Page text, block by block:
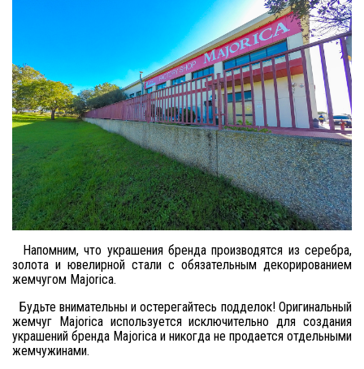
Напомним, что украшения бренда производятся из серебра,
золота и ювелирной стали с обязательным декорированием
жемчугом Majorica.
Будьте внимательны и остерегайтесь подделок! Оригинальный
жемчуг Majorica используется исключительно для создания
украшений бренда Majorica и никогда не продается отдельными
жемчужинами.